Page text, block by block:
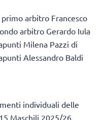
arbitro Francesco
arbitro Gerardo Iula
Milena Pazzi di
Alessandro Baldi
individuali delle
Maschili 2025/26,